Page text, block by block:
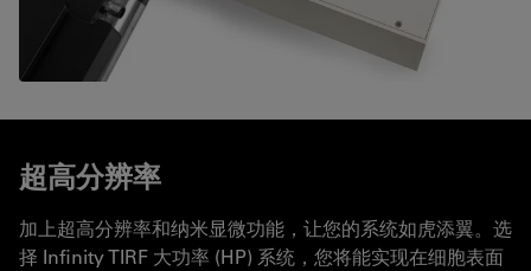
超高分辨率
加上超高分辨率和纳米显微功能，让您的系统如虎添翼。选
择 Infinity TIRF 大功率 (HP) 系统，您将能实现在细胞表面